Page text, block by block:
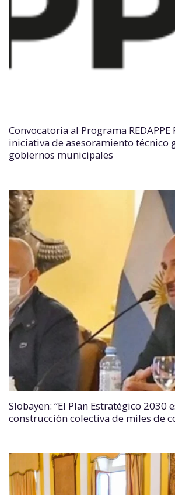
Convocatoria al Programa
iniciativa de asesoramiento técnico
gobiernos municipales
Slobayen: “El Plan Estratégico 2030
construcción colectiva de miles de